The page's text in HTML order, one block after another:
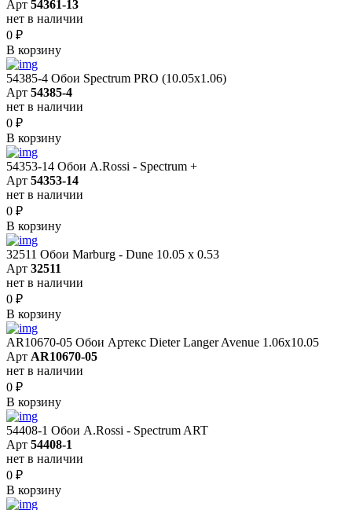
Арт 54361-13
нет в наличии
0 ₽
В корзину
54385-4 Обои Spectrum PRO (10.05х1.06)
Арт 54385-4
нет в наличии
0 ₽
В корзину
54353-14 Обои A.Rossi - Spectrum +
Арт 54353-14
нет в наличии
0 ₽
В корзину
32511 Обои Marburg - Dune 10.05 х 0.53
Арт 32511
нет в наличии
0 ₽
В корзину
AR10670-05 Обои Артекс Dieter Langer Avenue 1.06x10.05
Арт AR10670-05
нет в наличии
0 ₽
В корзину
54408-1 Обои A.Rossi - Spectrum ART
Арт 54408-1
нет в наличии
0 ₽
В корзину